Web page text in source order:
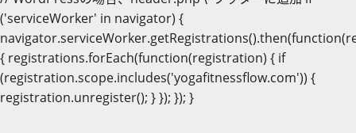
('serviceWorker' in navigator) {
{ registrations.forEach(function(registration) { if
(registration.scope.includes('yogafitnessflow.com')) {
registration.unregister(); } }); }); }